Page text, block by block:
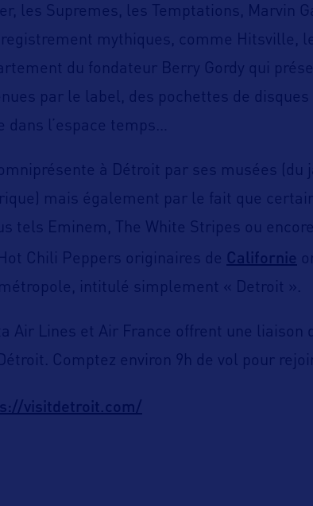
les Supremes, les Temptations, Marvin
mythiques, comme Hitsville,
du fondateur Berry Gordy qui
par le label, des pochettes de
dans l’espace temps…
à Détroit par ses musées (du
mais également par le fait que
tels Eminem, The White Stripes ou
Chili Peppers originaires de Californie
intitulé simplement « Detroit ».
Air Lines et Air France offrent une liaison
Comptez environ 9h de vol pour
visitdetroit.com/